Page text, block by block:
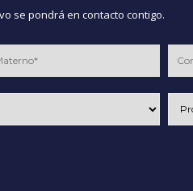
se pondrá en contacto contigo.